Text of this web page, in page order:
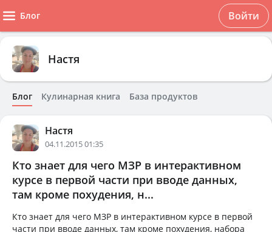
Блог Войти
Настя
Блог Кулинарная книга База продуктов
Настя
04.11.2015 01:35
Кто знает для чего МЗР в интерактивном
курсе в первой части при вводе данных,
там кроме похудения, н...
Кто знает для чего МЗР в интерактивном курсе в первой
части при вводе данных, там кроме похудения, набора